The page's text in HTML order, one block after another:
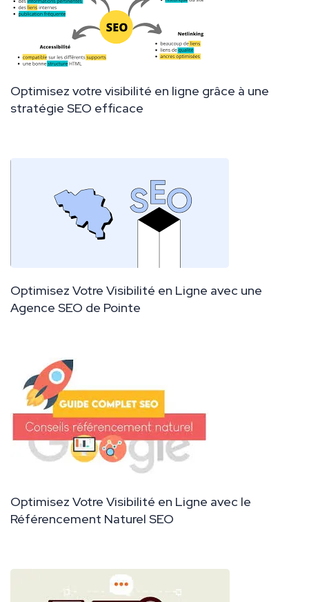
Optimisez votre visibilité en ligne grâce à une
stratégie SEO efficace
Optimisez Votre Visibilité en Ligne avec une
Agence SEO de Pointe
Optimisez Votre Visibilité en Ligne avec le
Référencement Naturel SEO